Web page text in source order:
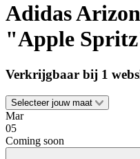
Adidas
"Apple
Verkrijgbaar bij 1
Selecteer jouw maat
Mar
05
Coming soon